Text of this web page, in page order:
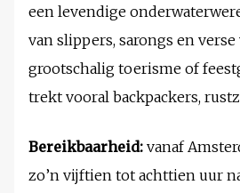
een levendige
van slippers, sarongs en verse
grootschalig toerisme of
trekt vooral backpackers,
Bereikbaarheid: vanaf
zo’n vijftien tot achttien uur